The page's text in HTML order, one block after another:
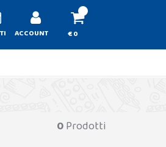
ACCOUNT € 0
0Prodotti